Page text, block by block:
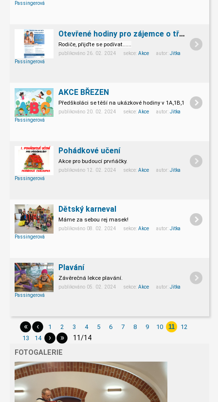
Passingerová
Otevřené hodiny pro zájemce o třídu s rozšířenou výukou
Rodiče, přijďte se podívat......
publikováno 26. 02. 2024 sekce: Akce autor: Jitka
Passingerová
AKCE BŘEZEN
Předškoláci se těší na ukázkové hodiny v 1A,1B,1C.
publikováno 20. 02. 2024 sekce: Akce autor: Jitka
Passingerová
Pohádkové učení
Akce pro budoucí prvńáčky.
publikováno 12. 02. 2024 sekce: Akce autor: Jitka
Passingerová
Dětský karneval
Máme za sebou rej masek!
publikováno 08. 02. 2024 sekce: Akce autor: Jitka
Passingerová
Plavání
Závěrečná lekce plavání.
publikováno 05. 02. 2024 sekce: Akce autor: Jitka
Passingerová
« ‹ 1 2 3 4 5 6 7 8 9 10 11
12
13
14 › »
11/14
FOTOGALERIE